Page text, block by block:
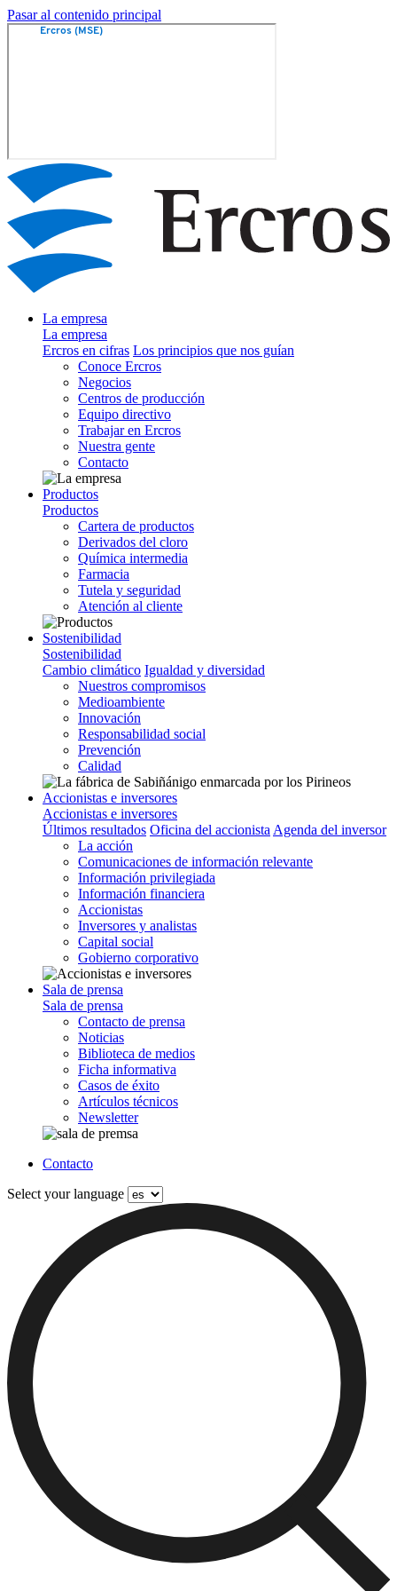
Pasar al contenido principal
La empresa
La empresa
Ercros en cifras Los principios que nos guían
Conoce Ercros
Negocios
Centros de producción
Equipo directivo
Trabajar en Ercros
Nuestra gente
Contacto
Productos
Productos
Cartera de productos
Derivados del cloro
Química intermedia
Farmacia
Tutela y seguridad
Atención al cliente
Sostenibilidad
Sostenibilidad
Cambio climático Igualdad y diversidad
Nuestros compromisos
Medioambiente
Innovación
Responsabilidad social
Prevención
Calidad
Accionistas e inversores
Accionistas e inversores
Últimos resultados Oficina del accionista Agenda del inversor
La acción
Comunicaciones de información relevante
Información privilegiada
Información financiera
Accionistas
Inversores y analistas
Capital social
Gobierno corporativo
Sala de prensa
Sala de prensa
Contacto de prensa
Noticias
Biblioteca de medios
Ficha informativa
Casos de éxito
Artículos técnicos
Newsletter
Contacto
Select your language